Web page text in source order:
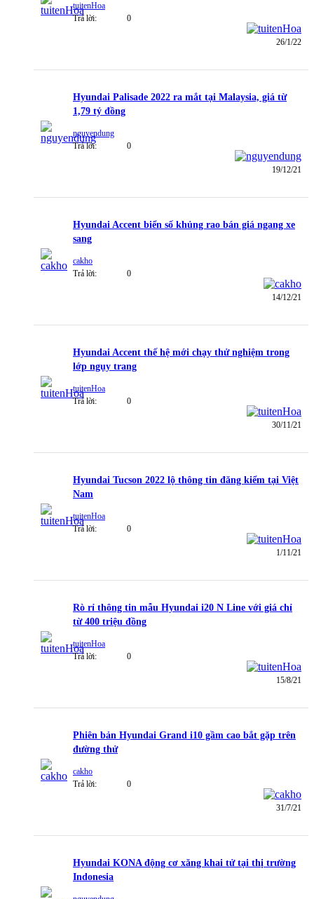
tuitenHoa
Trả lời:
0
26/1/22
Hyundai Palisade 2022 ra mắt tại Malaysia, giá từ
1,79 tỷ đồng
nguyendung
Trả lời:
0
19/12/21
Hyundai Accent biển số khủng rao bán giá ngang xe
sang
cakho
Trả lời:
0
14/12/21
Hyundai Accent thế hệ mới chạy thử nghiệm trong
lớp ngụy trang
tuitenHoa
Trả lời:
0
30/11/21
Hyundai Tucson 2022 lộ thông tin đăng kiểm tại Việt
Nam
tuitenHoa
Trả lời:
0
1/11/21
Rò rỉ thông tin mẫu Hyundai i20 N Line với giá chỉ
từ 400 triệu đồng
tuitenHoa
Trả lời:
0
15/8/21
Phiên bản Hyundai Grand i10 gầm cao bắt gặp trên
đường thử
cakho
Trả lời:
0
31/7/21
Hyundai KONA động cơ xăng khai tử tại thị trường
Indonesia